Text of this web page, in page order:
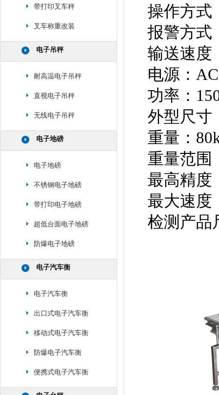
带打印叉车秤
叉车称重改装
电子吊秤
耐高温电子吊秤
直视电子吊秤
无线电子吊秤
电子地磅
电子地磅
不锈钢电子地磅
带打印电子地磅
超低台面电子地磅
防爆电子地磅
电子汽车衡
电子汽车衡
出口式电子汽车衡
移动式电子汽车衡
防爆电子汽车衡
便携式电子汽车衡
操作方式
报警方式
输送速度
电源：
功率：
外型尺寸
重量：
重量范围
最高精度
最大速度
检测产品